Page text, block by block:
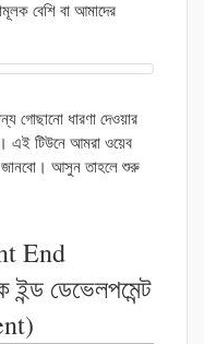
বেশি বা আমাদের
গোছানো ধারণা দেওয়ার
এই টিউনে আমরা ওয়েব
জানবো। আসুন তাহলে শুরু
End
ডেভেলপমেন্ট